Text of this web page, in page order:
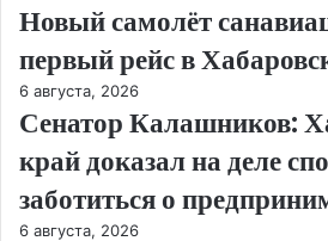
Новый самолёт
первый рейс в
6 августа, 2026
Сенатор Калашников:
край доказал на деле
заботиться о
6 августа, 2026